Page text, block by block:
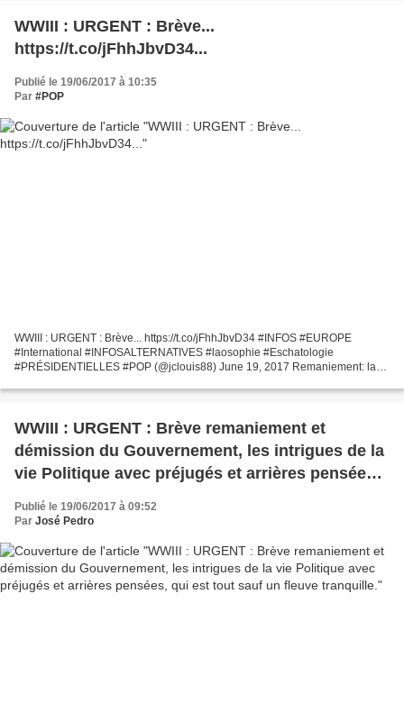
WWIII : URGENT : Brève...
https://t.co/jFhhJbvD34...
Publié le 19/06/2017 à 10:35
Par #POP
WWIII : URGENT : Brève... https://t.co/jFhhJbvD34 #INFOS #EUROPE
#International #INFOSALTERNATIVES #laosophie #Eschatologie
#PRÉSIDENTIELLES #POP (@jclouis88) June 19, 2017 Remaniement: la
WWIII : URGENT : Brève remaniement et
démission du Gouvernement, les intrigues de la
vie Politique avec préjugés et arrières pensées,
Publié le 19/06/2017 à 09:52
Par José Pedro